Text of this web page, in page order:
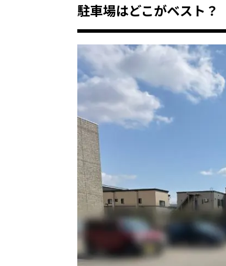
駐車場はどこがベスト？